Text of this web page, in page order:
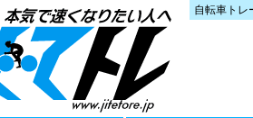
自転車トレ